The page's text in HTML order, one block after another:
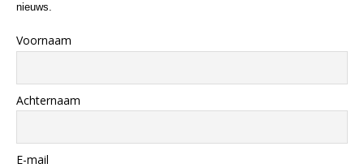
nieuws.
Voornaam
Achternaam
E-mail